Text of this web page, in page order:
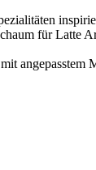
für Latte
angepasstem